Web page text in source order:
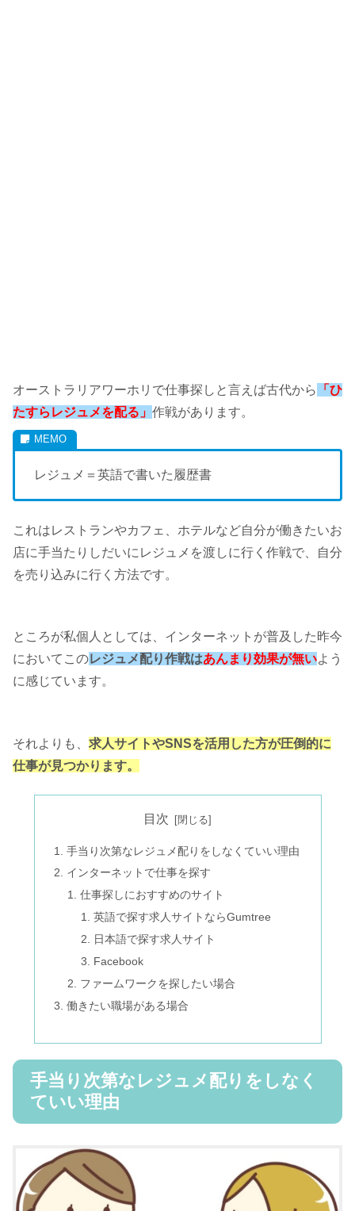
オーストラリアワーホリで仕事探しと言えば古代から
「ひ
たすらレジュメを配る」 作戦があります。
レジュメ＝英語で書いた履歴書
これはレストランやカフェ、ホテルなど自分が働きたいお
店に手当たりしだいにレジュメを渡しに行く作戦で、自分
を売り込みに行く方法です。
ところが私個人としては、インターネットが普及した昨今
においてこのレジュメ配り作戦はあんまり効果が無いよう
に感じています。
それよりも、 求人サイトやSNSを活用した方が圧倒的に
仕事が見つかります。
目次
手当り次第なレジュメ配りをしなくていい理由
インターネットで仕事を探す
仕事探しにおすすめのサイト
英語で探す求人サイトならGumtree
日本語で探す求人サイト
Facebook
ファームワークを探したい場合
働きたい職場がある場合
手当り次第なレジュメ配りをしなく
ていい理由